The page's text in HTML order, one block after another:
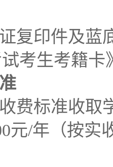
复印件及蓝
考生考籍卡
费标准收取
元/年（按实